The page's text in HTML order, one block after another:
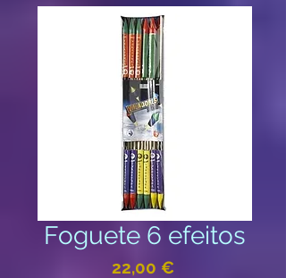
Foguete 6 efeitos
22,00 €Preço